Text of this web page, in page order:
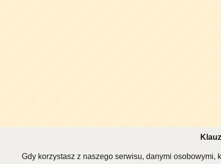
Gdy korzystasz z naszego serwisu, danymi osobowymi,